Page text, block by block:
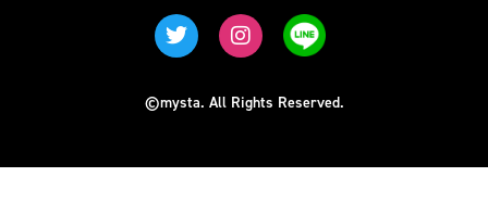
©mysta. All Rights Reserved.